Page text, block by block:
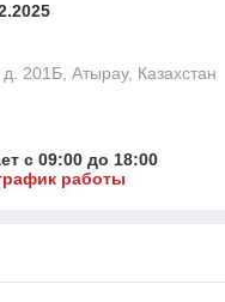
201Б, Атырау, Казахстан
с 09:00 до 18:00
работы